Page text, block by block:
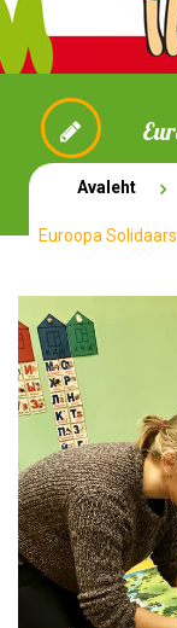
Avaleht
Euroopa